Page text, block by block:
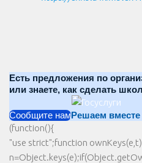
Есть предложения по
или знаете, как сделать
Сообщите намРешаем вместе
(function(){
"use strict";function